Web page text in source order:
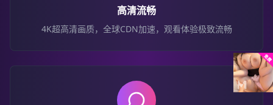
高清流畅
4K超高清画质，全球CDN加速，观看体验极致流畅